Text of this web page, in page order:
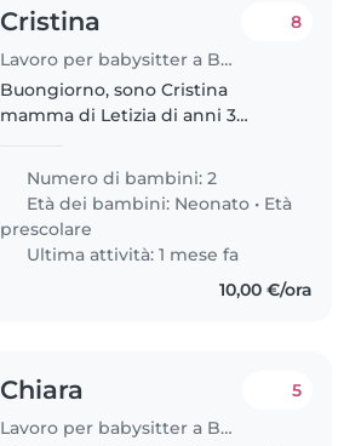
Cristina
Lavoro per babysitter a Bologna
8
Buongiorno, sono Cristina
mamma di Letizia di anni 3
una persona affidabile che dal
lunedì al giovedì vada a
prendere mia figlia a scuola e/o
al..
Numero di bambini: 2
Età dei bambini: Neonato • Età
prescolare
Ultima attività: 1 mese fa
10,00 €/ora
Chiara
Lavoro per babysitter a Bologna
5